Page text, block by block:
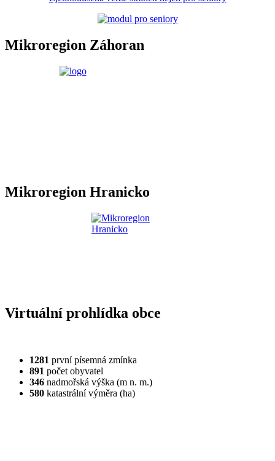
Mikroregion Záhoran
Mikroregion Hranicko
Virtuální prohlídka obce
1281 první písemná zmínka
891 počet obyvatel
346 nadmořská výška (m n. m.)
580 katastrální výměra (ha)